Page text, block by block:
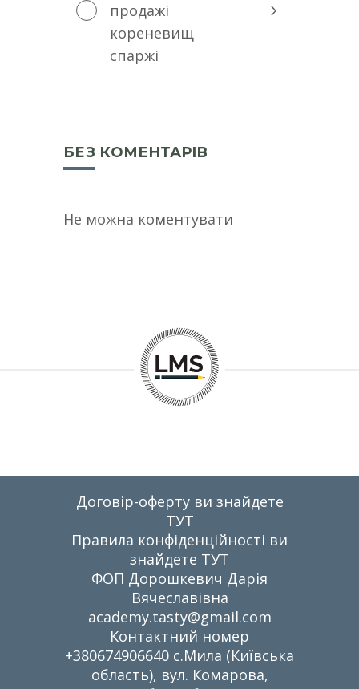
продажі
кореневищ
спаржі
БЕЗ КОМЕНТАРІВ
Не можна коментувати
Договір-оферту ви знайдете
ТУТ
Правила конфіденційності ви
знайдете ТУТ
ФОП Дорошкевич Дарія
Вячеславівна
academy.tasty@gmail.com
Контактний номер
+380674906640 с.Мила (Київська
область), вул. Комарова,